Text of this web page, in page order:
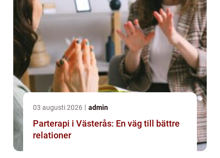
03 augusti 2026 admin
Parterapi i Västerås: En väg till bättre
relationer